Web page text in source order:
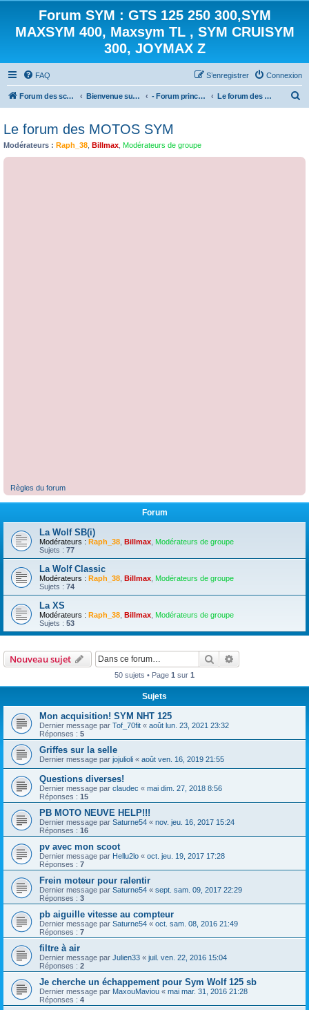
Forum SYM : GTS 125 250 300,SYM
MAXSYM 400, Maxsym TL , SYM CRUISYM
300, JOYMAX Z
FAQ Connexion
S’enregistrer
Forum des scooters SYM - GTS -MAXSYM - CRUISYM - JOYMAX - Maxsym TL Bienvenue sur le forum des scooters de la gamme SYM - Forum principal - Le forum des MOTOS SYM
e
Le forum des MOTOS SYM
Modérateurs : Raph_38 Billmax Modérateurs de groupe
Règles du forum
Forum
La Wolf SB(i)
Modérateurs : Raph_38 Billmax Modérateurs de groupe
Sujets : 77
La Wolf Classic
Modérateurs : Raph_38 Billmax Modérateurs de groupe
Sujets : 74
La XS
Modérateurs : Raph_38 Billmax Modérateurs de groupe
Sujets : 53
Nouveau sujet Rechercher
50 sujets • Page 1 sur 1
Sujets
Mon acquisition! SYM NHT 125
Dernier message par Tof_70fit « août lun. 23, 2021 23:32
Réponses : 5
Griffes sur la selle
Dernier message par jojulioli « août ven. 16, 2019 21:55
Questions diverses!
Dernier message par claudec « mai dim. 27, 2018 8:56
Réponses : 15
PB MOTO NEUVE HELP!!!
Dernier message par Saturne54 « nov. jeu. 16, 2017 15:24
Réponses : 16
pv avec mon scoot
Dernier message par Hellu2lo « oct. jeu. 19, 2017 17:28
Réponses : 7
Frein moteur pour ralentir
Dernier message par Saturne54 « sept. sam. 09, 2017 22:29
Réponses : 3
pb aiguille vitesse au compteur
Dernier message par Saturne54 « oct. sam. 08, 2016 21:49
Réponses : 7
filtre à air
Dernier message par Julien33 « juil. ven. 22, 2016 15:04
Réponses : 2
Je cherche un échappement pour Sym Wolf 125 sb
Dernier message par MaxouMaviou « mai mar. 31, 2016 21:28
Réponses : 4